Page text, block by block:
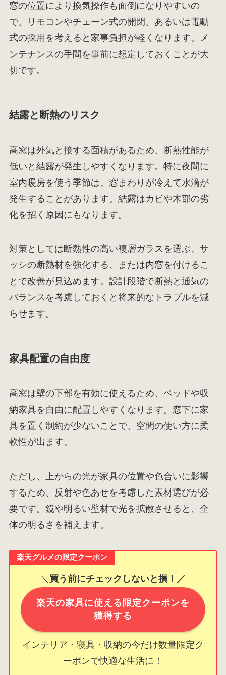
窓の位置により換気操作も面倒になりやすいの
で、リモコンやチェーン式の開閉、あるいは電動
式の採用を考えると家事負担が軽くなります。メ
ンテナンスの手間を事前に想定しておくことが大
切です。
結露と断熱のリスク
高窓は外気と接する面積があるため、断熱性能が
低いと結露が発生しやすくなります。特に夜間に
室内暖房を使う季節は、窓まわりが冷えて水滴が
発生することがあります。結露はカビや木部の劣
化を招く原因にもなります。
対策としては断熱性の高い複層ガラスを選ぶ、サ
ッシの断熱材を強化する、または内窓を付けるこ
とで改善が見込めます。設計段階で断熱と通気の
バランスを考慮しておくと将来的なトラブルを減
らせます。
家具配置の自由度
高窓は壁の下部を有効に使えるため、ベッドや収
納家具を自由に配置しやすくなります。窓下に家
具を置く制約が少ないことで、空間の使い方に柔
軟性が出ます。
ただし、上からの光が家具の位置や色合いに影響
するため、反射や色あせを考慮した素材選びが必
要です。鏡や明るい壁材で光を拡散させると、全
体の明るさを補えます。
楽天グルメの限定クーポン
＼ 買う前にチェックしないと損！／
楽天の家具に使える限定クーポンを
獲得する
インテリア・寝具・収納の今だけ数量限定ク
ーポンで快適な生活に！